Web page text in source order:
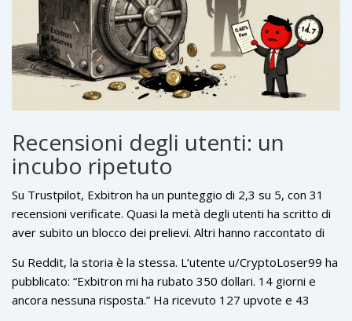
Recensioni degli utenti: un
incubo ripetuto
Su Trustpilot, Exbitron ha un punteggio di 2,3 su 5, con 31
recensioni verificate. Quasi la metà degli utenti ha scritto di
aver subito un blocco dei prelievi. Altri hanno raccontato di
T., ha scritto: “La mia richiesta di prelievo del 28 dicembre
2023 è ancora in sospeso. Le risposte sono automatiche e
inutili. Credo che questo sia un’operazione truffaldina.”
Su Reddit, la storia è la stessa. L’utente u/CryptoLoser99 ha
pubblicato: “Exbitron mi ha rubato 350 dollari. 14 giorni e
ancora nessuna risposta.” Ha ricevuto 127 upvote e 43